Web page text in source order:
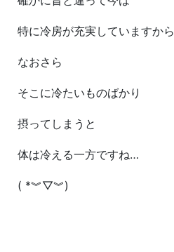
特に冷房が充実していますから
なおさら
そこに冷たいものばかり
摂ってしまうと
体は冷える一方ですね…
( *︾▽︾)